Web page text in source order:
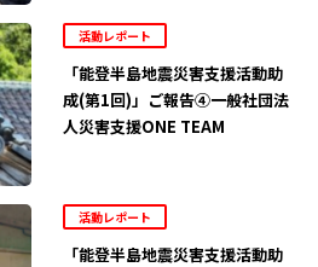
活動レポート
「能登半島地震災害支援活動助
成(第1回)」ご報告④一般社団法
人災害支援ONE TEAM
活動レポート
「能登半島地震災害支援活動助